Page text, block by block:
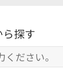
探す